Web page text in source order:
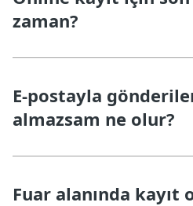
zaman?
E-postayla
almazsam ne olur?
Fuar alanında